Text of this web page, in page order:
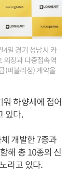
4일 경기 성남시 카
의장과 다중접속역
(퍼블리싱) 계약을
하향세에 접어
있다.
개발한 7종과
해 총 10종의 신
리고 있다.